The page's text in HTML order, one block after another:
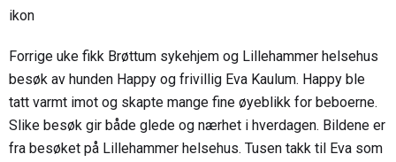
Forrige uke fikk Brøttum sykehjem og Lillehammer helsehus
besøk av hunden Happy og frivillig Eva Kaulum. Happy ble
tatt varmt imot og skapte mange fine øyeblikk for beboerne.
Slike besøk gir både glede og nærhet i hverdagen. Bildene er
fra besøket på Lillehammer helsehus. Tusen takk til Eva som